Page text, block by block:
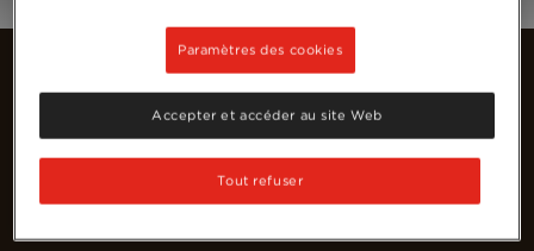
Paramètres des cookies
Tout refuser
Accepter et accéder au site Web